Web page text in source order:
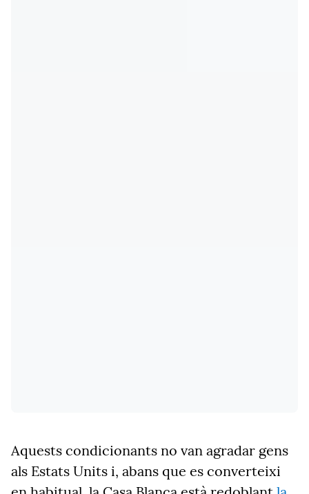
Aquests condicionants no van agradar gens
als Estats Units i, abans que es converteixi